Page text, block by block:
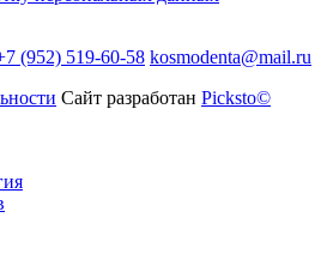
(952) 519-60-58 kosmodenta@mail.ru
Сайт разработан Picksto©